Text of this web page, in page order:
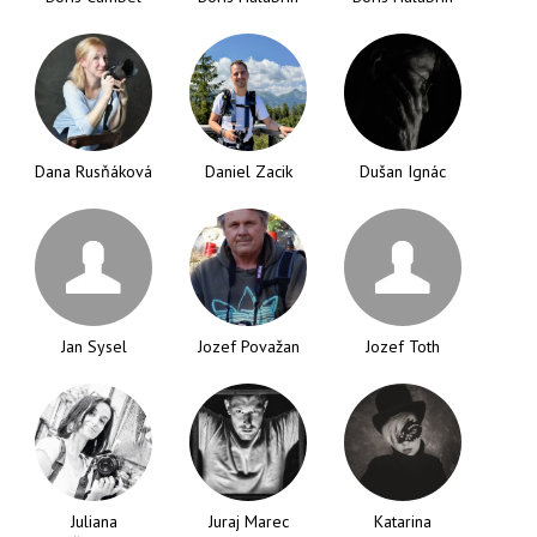
Dana Rusňáková Daniel Zacik Dušan Ignác
Jan Sysel Jozef Považan Jozef Toth
Juliana
Juraj Marec
Katarina